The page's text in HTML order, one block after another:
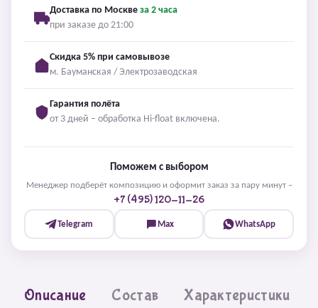
Доставка по Москве за 2 часа
при заказе до 21:00
Скидка 5% при самовывозе
м. Бауманская / Электрозаводская
Гарантия полёта
от 3 дней – обработка Hi-float включена.
Поможем с выбором
Менеджер подберёт композицию и оформит заказ за пару минут –
+7 (495) 120-11-26
Telegram Max WhatsApp
Описание Состав Характеристики